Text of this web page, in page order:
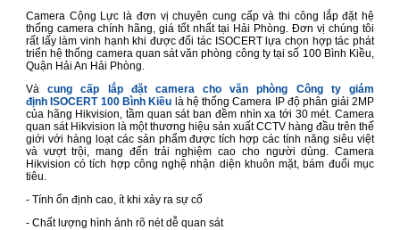
Camera Cộng Lực là đơn vị chuyên cung cấp và thi công lắp đặt hệ
thống camera chính hãng, giá tốt nhất tại Hải Phòng. Đơn vị chúng tôi
rất lấy làm vinh hạnh khi được đối tác ISOCERT lựa chọn hợp tác phát
triển hệ thống camera quan sát văn phòng công ty tại số 100 Bình Kiều,
Quận Hải An Hải Phòng.
Vàcung cấp
lắp đặt camera cho văn phòng Công ty giám
định ISOCERT 100 Bình Kiều là hệ thống Camera IP độ phân giải 2MP
của hãng Hikvision, tầm quan sát ban đềm nhìn xa tới 30 mét. Camera
quan sát Hikvision là một thương hiệu sản xuất CCTV hàng đầu trên thế
giới với hàng loạt các sản phẩm được tích hợp các tính năng siêu việt
và vượt trội, mang đến trải nghiệm cao cho người dùng. Camera
Hikvision có tích hợp công nghệ nhận diện khuôn mặt, bám đuổi mục
tiêu.
- Tính ổn định cao, ít khi xảy ra sự cố
- Chất lượng hình ảnh rõ nét dễ quan sát